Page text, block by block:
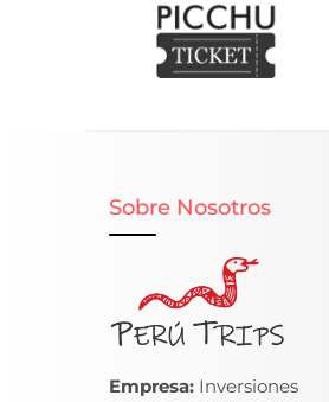
Sobre Nosotros
Empresa: Inversiones